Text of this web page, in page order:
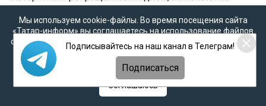
улице аула, находившейся на холме, круглосуточно
гудел весельем государственный питейный дом, где
всеми делами управлял ясачный крестьянин
д.Чурилино Казанского уезда Архип Григорьевич
Маралов, угощавший своих посетителей дешевым
вином и «Ерофеичем» – спиртовой настойкой на
травах. Приезжих в селе было настолько много, что
Мукмин Хозясеитов выстроил для них специальный
Мы используем cookie-файлы. Во время посещения сайта
«Татар-информ» вы соглашаетесь на использование файлов
cookie в соответствии с настоящим уведомлением, согласием
наобработку персональных данных,Политикой о
персональных данных
Политикой конфиденциальности
Соглашаюсь
Подписывайтесь на наш канал в Телеграм!
Подписаться